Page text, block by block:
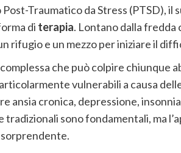
Traumatico da Stress (PTSD), il
di terapia. Lontano dalla fredda
rifugio e un mezzo per iniziare il
che può colpire chiunque
vulnerabili a causa
ansia cronica, depressione,
tradizionali sono fondamentali, ma